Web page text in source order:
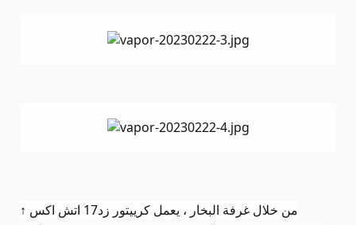
↑ من خلال غرفة البخار ، يعمل كرييتور زد17 اتش اكس